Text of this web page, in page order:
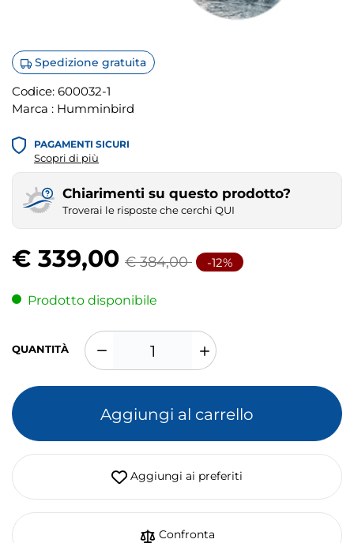
Spedizione gratuita
Codice: 600032-1
Marca : Humminbird
PAGAMENTI SICURI
Scopri di più
Chiarimenti su questo prodotto?
Troverai le risposte che cerchi QUI
€ 339,00 € 384,00 -12%
Prodotto disponibile
QUANTITÀ
Aggiungi al carrello
Aggiungi ai preferiti
Confronta